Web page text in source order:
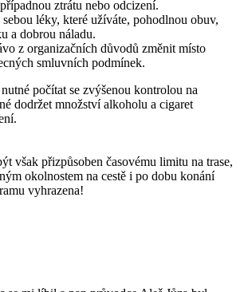
ztrátu nebo odcizení.
sebou léky, které užíváte, pohodlnou obuv,
a dobrou náladu.
z organizačních důvodů změnit místo
smluvních podmínek.
počítat se zvýšenou kontrolou na
dodržet množství alkoholu a cigaret
však přizpůsoben časovému limitu na trase,
okolnostem na cestě i po dobu konání
vyhrazena!